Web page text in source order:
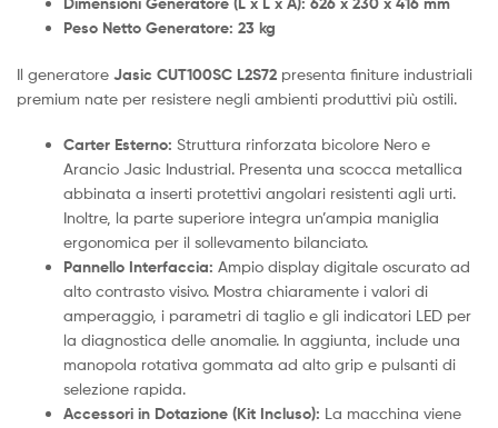
Peso Netto Generatore: 23 kg
Il generatore Jasic CUT100SC L2S72 presenta finiture industriali
premium nate per resistere negli ambienti produttivi più ostili.
Carter Esterno: Struttura rinforzata bicolore Nero e
Arancio Jasic Industrial. Presenta una scocca metallica
abbinata a inserti protettivi angolari resistenti agli urti.
Inoltre, la parte superiore integra un’ampia maniglia
ergonomica per il sollevamento bilanciato.
Pannello Interfaccia: Ampio display digitale oscurato ad
alto contrasto visivo. Mostra chiaramente i valori di
amperaggio, i parametri di taglio e gli indicatori LED per
la diagnostica delle anomalie. In aggiunta, include una
manopola rotativa gommata ad alto grip e pulsanti di
selezione rapida.
Accessori in Dotazione (Kit Incluso): La macchina viene